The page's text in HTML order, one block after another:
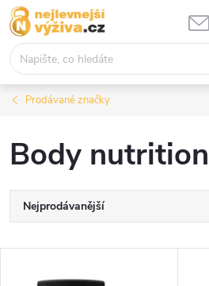
Přejít
na
obsah
Prodávané značky
Body nutrition
Ř
a
Nejprodávanější